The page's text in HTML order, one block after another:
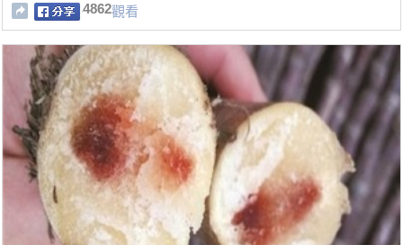
4862觀看